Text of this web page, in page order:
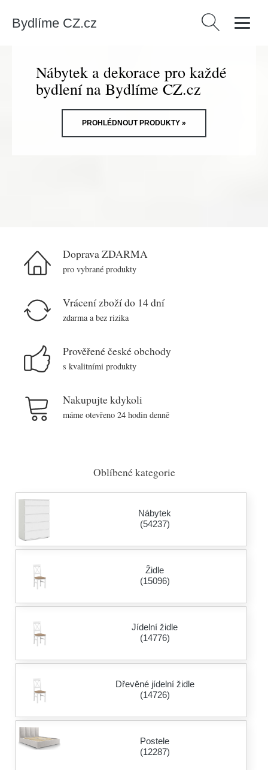
Bydlíme CZ.cz Vyhledávání
Nábytek a dekorace pro každé
bydlení na Bydlíme CZ.cz
PROHLÉDNOUT PRODUKTY »
Doprava ZDARMA
pro vybrané produkty
Vrácení zboží do 14 dní
zdarma a bez rizika
Prověřené české obchody
s kvalitními produkty
Nakupujte kdykoli
máme otevřeno 24 hodin denně
Oblíbené kategorie
Nábytek
(54237)
Židle
(15096)
Jídelní židle
(14776)
Dřevěné jídelní židle
(14726)
Postele
(12287)